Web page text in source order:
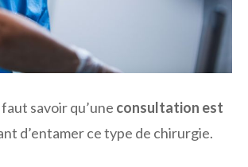
savoir qu’une consultation est
d’entamer ce type de chirurgie.